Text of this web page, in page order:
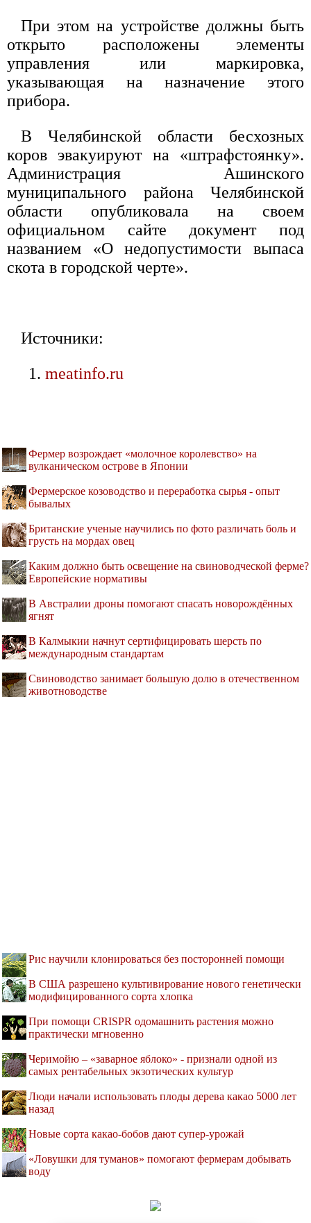
При этом на устройстве должны быть
открыто расположены элементы
управления или маркировка,
указывающая на назначение этого
прибора.
В Челябинской области бесхозных
коров эвакуируют на «штрафстоянку».
Администрация Ашинского
муниципального района Челябинской
области опубликовала на своем
официальном сайте документ под
названием «О недопустимости выпаса
скота в городской черте».
Источники:
meatinfo.ru
Фермер возрождает «молочное королевство» на
вулканическом острове в Японии
Фермерское козоводство и переработка сырья - опыт
бывалых
Британские ученые научились по фото различать боль и
грусть на мордах овец
Каким должно быть освещение на свиноводческой ферме?
Европейские нормативы
В Австралии дроны помогают спасать новорождённых
ягнят
В Калмыкии начнут сертифицировать шерсть по
международным стандартам
Свиноводство занимает большую долю в отечественном
животноводстве
Рис научили клонироваться без посторонней помощи
В США разрешено культивирование нового генетически
модифицированного сорта хлопка
При помощи CRISPR одомашнить растения можно
практически мгновенно
Черимойю – «заварное яблоко» - признали одной из
самых рентабельных экзотических культур
Люди начали использовать плоды дерева какао 5000 лет
назад
Новые сорта какао-бобов дают супер-урожай
«Ловушки для туманов» помогают фермерам добывать
воду